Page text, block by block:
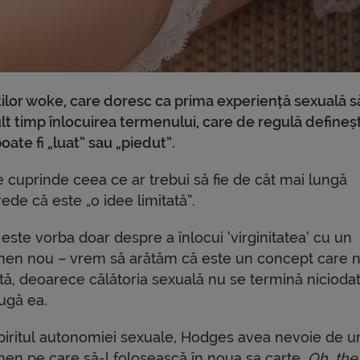
woke, care doresc ca prima experiență sexuală
timp înlocuirea termenului, care de regulă
fi „luat” sau „piedut”.
ceea ce ar trebui să fie de cât mai lungă
că este „o idee limitată”.
este vorba doar despre a înlocui ‘virginitatea’ cu un
nou – vrem să arătăm că este un concept care
deoarece călătoria sexuală nu se termină
ea.
autonomiei sexuale, Hodges avea nevoie de